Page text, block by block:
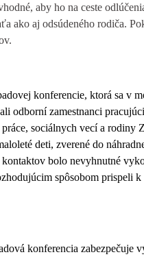
aby ho na ceste
ako aj odsúdeného rodiča.
konferencie, ktorá sa v
odborní zamestnanci
sociálnych vecí a
deti, zverené do
bolo nevyhnutné
spôsobom
konferencia zabezpečuje